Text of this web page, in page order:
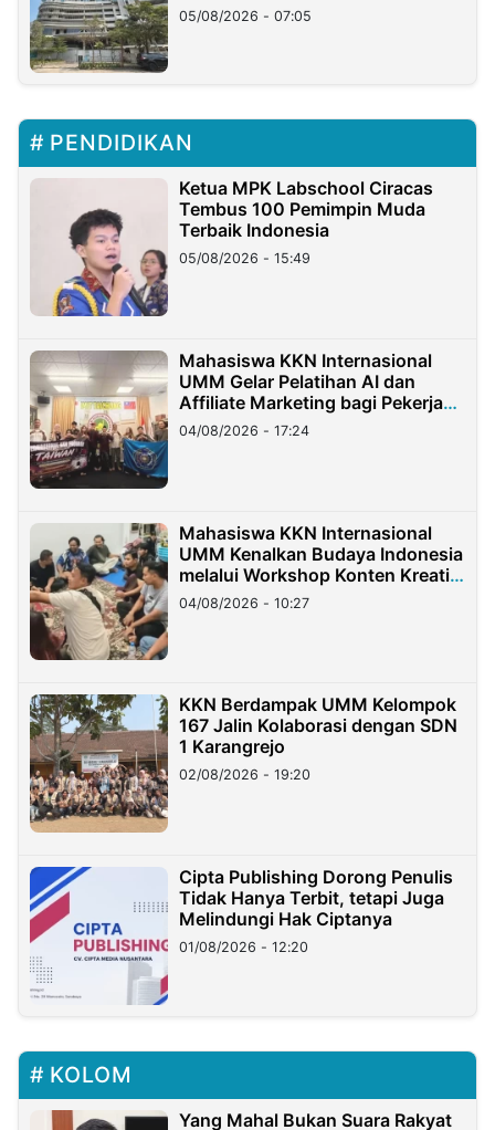
05/08/2026 - 07:05
PENDIDIKAN
Ketua MPK Labschool Ciracas
Tembus 100 Pemimpin Muda
Terbaik Indonesia
05/08/2026 - 15:49
Mahasiswa KKN Internasional
UMM Gelar Pelatihan AI dan
Affiliate Marketing bagi Pekerja
Migran Indonesia di Taiwan
04/08/2026 - 17:24
Mahasiswa KKN Internasional
UMM Kenalkan Budaya Indonesia
melalui Workshop Konten Kreatif
di Taiwan
04/08/2026 - 10:27
KKN Berdampak UMM Kelompok
167 Jalin Kolaborasi dengan SDN
1 Karangrejo
02/08/2026 - 19:20
Cipta Publishing Dorong Penulis
Tidak Hanya Terbit, tetapi Juga
Melindungi Hak Ciptanya
01/08/2026 - 12:20
KOLOM
Yang Mahal Bukan Suara Rakyat